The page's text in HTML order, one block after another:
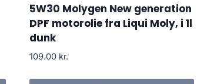
5W30 Molygen New generation
DPF motorolie fra Liqui Moly, i 1l
dunk
109.00 kr.